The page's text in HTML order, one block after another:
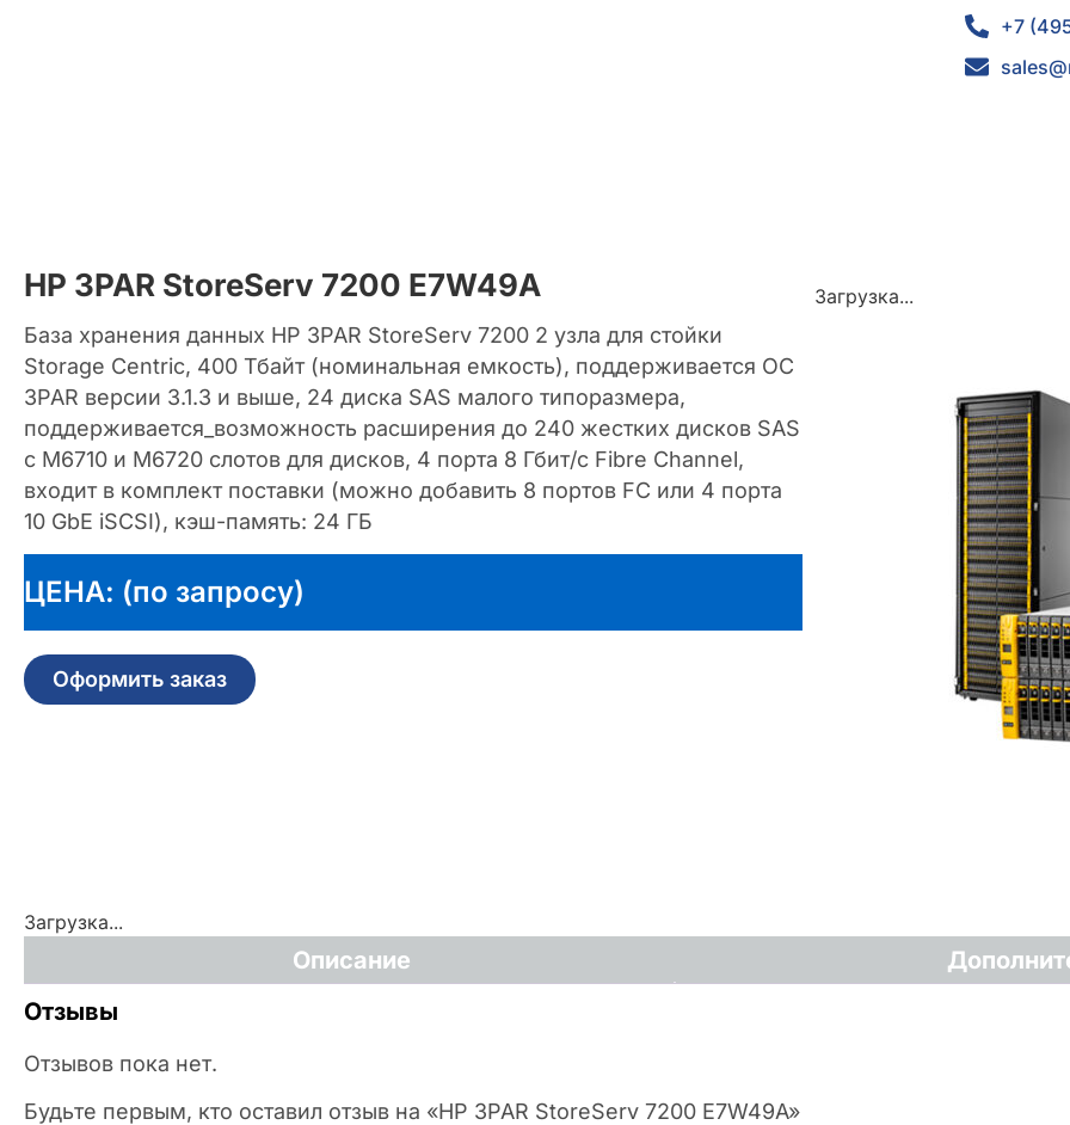
+7
HP 3PAR StoreServ 7200 E7W49A
База хранения данных HP 3PAR StoreServ 7200 2 узла для стойки
Storage Centric, 400 Тбайт (номинальная емкость), поддерживается ОС
3PAR версии 3.1.3 и выше, 24 диска SAS малого типоразмера,
поддерживается_возможность расширения до 240 жестких дисков SAS
с M6710 и M6720 слотов для дисков, 4 порта 8 Гбит/с Fibre Channel,
входит в комплект поставки (можно добавить 8 портов FC или 4 порта
10 GbE iSCSI), кэш-память: 24 ГБ
ЦЕНА: (по запросу)
Оформить заказ
Загрузка...
Загрузка...
Описание
Отзывы
Отзывов пока нет.
Будьте первым, кто оставил отзыв на «HP 3PAR StoreServ 7200 E7W49A»